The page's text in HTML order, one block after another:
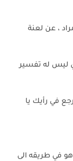
، عن لعنة
ليس له تفسير
في رأيك يا
في طريقه الى